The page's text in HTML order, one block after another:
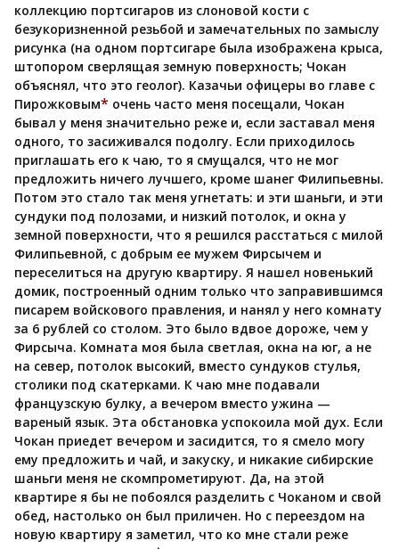
коллекцию портсигаров из слоновой кости с
безукоризненной резьбой и замечательных по замыслу
рисунка (на одном портсигаре была изображена крыса,
штопором сверлящая земную поверхность; Чокан
объяснял, что это геолог). Казачьи офицеры во главе с
Пирожковым* очень часто меня посещали, Чокан
бывал у меня значительно реже и, если заставал меня
одного, то засиживался подолгу. Если приходилось
приглашать его к чаю, то я смущался, что не мог
предложить ничего лучшего, кроме шанег Филипьевны.
Потом это стало так меня угнетать: и эти шаньги, и эти
сундуки под полозами, и низкий потолок, и окна у
земной поверхности, что я решился расстаться с милой
Филипьевной, с добрым ее мужем Фирсычем и
переселиться на другую квартиру. Я нашел новенький
домик, построенный одним только что заправившимся
писарем войскового правления, и нанял у него комнату
за 6 рублей со столом. Это было вдвое дороже, чем у
Фирсыча. Комната моя была светлая, окна на юг, а не
на север, потолок высокий, вместо сундуков стулья,
столики под скатерками. К чаю мне подавали
французскую булку, а вечером вместо ужина —
вареный язык. Эта обстановка успокоила мой дух. Если
Чокан приедет вечером и засидится, то я смело могу
ему предложить и чай, и закуску, и никакие сибирские
шаньги меня не скомпрометируют. Да, на этой
квартире я бы не побоялся разделить с Чоканом и свой
обед, настолько он был приличен. Но с переездом на
новую квартиру я заметил, что ко мне стали реже